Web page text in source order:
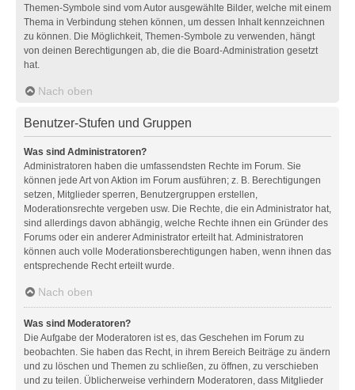
Themen-Symbole sind vom Autor ausgewählte Bilder, welche mit einem
Thema in Verbindung stehen können, um dessen Inhalt kennzeichnen
zu können. Die Möglichkeit, Themen-Symbole zu verwenden, hängt
von deinen Berechtigungen ab, die die Board-Administration gesetzt
hat.
Nach oben
Benutzer-Stufen und Gruppen
Was sind Administratoren?
Administratoren haben die umfassendsten Rechte im Forum. Sie
können jede Art von Aktion im Forum ausführen; z. B. Berechtigungen
setzen, Mitglieder sperren, Benutzergruppen erstellen,
Moderationsrechte vergeben usw. Die Rechte, die ein Administrator hat,
sind allerdings davon abhängig, welche Rechte ihnen ein Gründer des
Forums oder ein anderer Administrator erteilt hat. Administratoren
können auch volle Moderationsberechtigungen haben, wenn ihnen das
entsprechende Recht erteilt wurde.
Nach oben
Was sind Moderatoren?
Die Aufgabe der Moderatoren ist es, das Geschehen im Forum zu
beobachten. Sie haben das Recht, in ihrem Bereich Beiträge zu ändern
und zu löschen und Themen zu schließen, zu öffnen, zu verschieben
und zu teilen. Üblicherweise verhindern Moderatoren, dass Mitglieder